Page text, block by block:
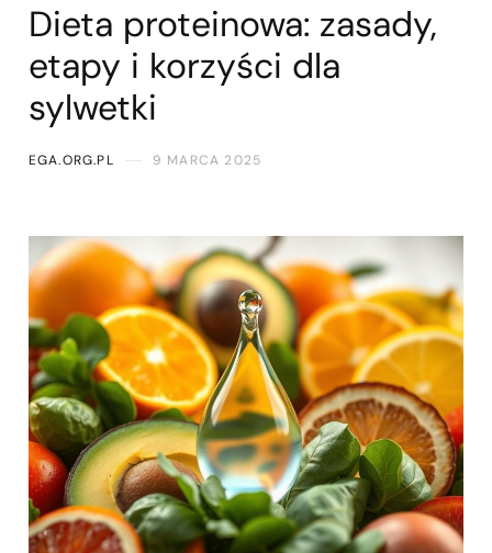
Dieta proteinowa: zasady,
etapy i korzyści dla
sylwetki
EGA.ORG.PL 9 MARCA 2025